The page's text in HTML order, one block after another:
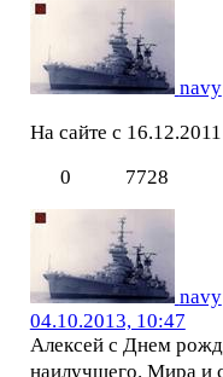
navy
На сайте с 16.12.2011
0
7728
navy
04.10.2013, 10:47
Алексей с Днем
наилучшего. Мира и